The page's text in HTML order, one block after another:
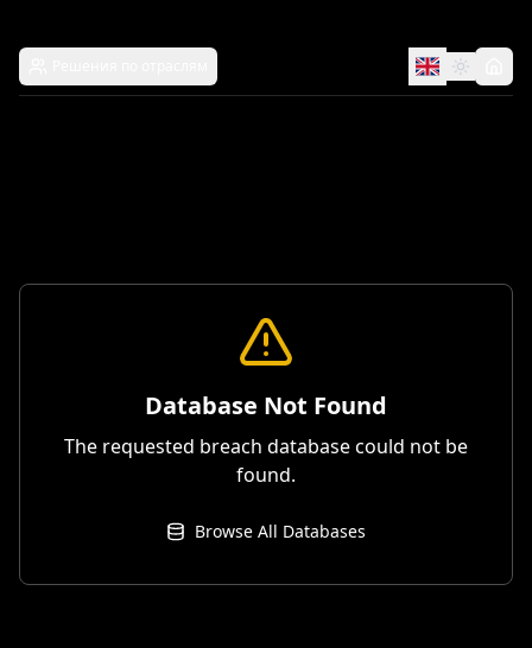
Database Not Found
The requested breach database could not be
found.
Browse All Databases